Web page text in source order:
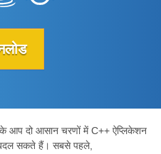
आप दो आसान चरणों में C++ ऐप्लिकेशन
सकते हैं। सबसे पहले,